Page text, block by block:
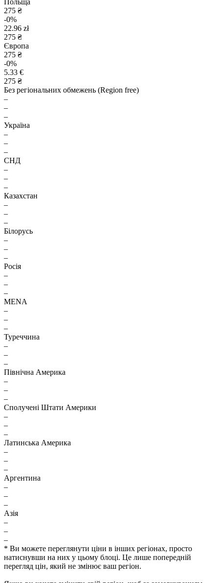
Польща
275 ₴
-0%
22.96 zł
275 ₴
Європа
275 ₴
-0%
5.33 €
275 ₴
Без регіональних обмежень (Region free)
–
–
–
Україна
–
–
–
СНД
–
–
–
Казахстан
–
–
–
Білорусь
–
–
–
Росія
–
–
–
MENA
–
–
–
Туреччина
–
–
–
Північна Америка
–
–
–
Сполучені Штати Америки
–
–
–
Латинська Америка
–
–
–
Аргентина
–
–
–
Азія
–
–
–
* Ви можете переглянути ціни в інших регіонах, просто
натиснувши на них у цьому блоці. Це лише попередній
перегляд цін, який не змінює ваш регіон.